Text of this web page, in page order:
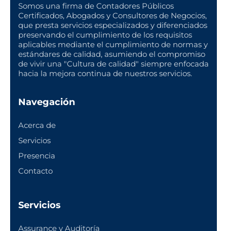
Somos una firma de Contadores Públicos
Certificados, Abogados y Consultores de Negocios,
que presta servicios especializados y diferenciados
preservando el cumplimiento de los requisitos
aplicables mediante el cumplimiento de normas y
estándares de calidad, asumiendo el compromiso
de vivir una "Cultura de calidad" siempre enfocada
hacia la mejora continua de nuestros servicios.
Navegación
Acerca de
Servicios
Presencia
Contacto
Servicios
Assurance y Auditoría